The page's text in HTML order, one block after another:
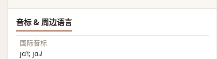
音标 & 周边语言
国际音标
jɑ˥˧; jɑ˨˩˦